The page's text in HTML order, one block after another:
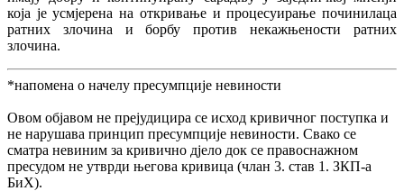
која је усмјерена на откривање и процесуирање починилаца
ратних злочина и борбу против некажњености ратних
злочина.
*напомена о начелу пресумпције невиности
Овом објавом не прејудицира се исход кривичног поступка и
не нарушава принцип пресумпције невиности. Свако се
сматра невиним за кривично дјело док се правоснажном
пресудом не утврди његова кривица (члан 3. став 1. ЗКП-а
БиХ).